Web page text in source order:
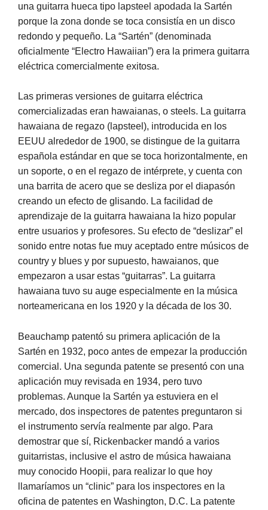
una guitarra hueca tipo lapsteel apodada la Sartén
porque la zona donde se toca consistía en un disco
redondo y pequeño. La “Sartén” (denominada
oficialmente “Electro Hawaiian”) era la primera guitarra
eléctrica comercialmente exitosa.
Las primeras versiones de guitarra eléctrica
comercializadas eran hawaianas, o steels. La guitarra
hawaiana de regazo (lapsteel), introducida en los
EEUU alrededor de 1900, se distingue de la guitarra
española estándar en que se toca horizontalmente, en
un soporte, o en el regazo de intérprete, y cuenta con
una barrita de acero que se desliza por el diapasón
creando un efecto de glisando. La facilidad de
aprendizaje de la guitarra hawaiana la hizo popular
entre usuarios y profesores. Su efecto de “deslizar” el
sonido entre notas fue muy aceptado entre músicos de
country y blues y por supuesto, hawaianos, que
empezaron a usar estas “guitarras”. La guitarra
hawaiana tuvo su auge especialmente en la música
norteamericana en los 1920 y la década de los 30.
Beauchamp patentó su primera aplicación de la
Sartén en 1932, poco antes de empezar la producción
comercial. Una segunda patente se presentó con una
aplicación muy revisada en 1934, pero tuvo
problemas. Aunque la Sartén ya estuviera en el
mercado, dos inspectores de patentes preguntaron si
el instrumento servía realmente par algo. Para
demostrar que sí, Rickenbacker mandó a varios
guitarristas, inclusive el astro de música hawaiana
muy conocido Hoopii, para realizar lo que hoy
llamaríamos un “clinic” para los inspectores en la
oficina de patentes en Washington, D.C. La patente